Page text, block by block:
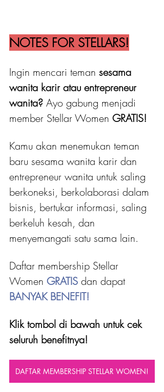
NOTES FOR STELLARS!
Ingin mencari teman sesama
wanita karir atau entrepreneur
wanita? Ayo gabung menjadi
member Stellar Women GRATIS!
Kamu akan menemukan teman
baru sesama wanita karir dan
entrepreneur wanita untuk saling
berkoneksi, berkolaborasi dalam
bisnis, bertukar informasi, saling
berkeluh kesah, dan
menyemangati satu sama lain.
Daftar membership Stellar
Women GRATIS dan dapat
BANYAK BENEFIT!
Klik tombol di bawah untuk cek
seluruh benefitnya!
DAFTAR MEMBERSHIP STELLAR WOMEN!